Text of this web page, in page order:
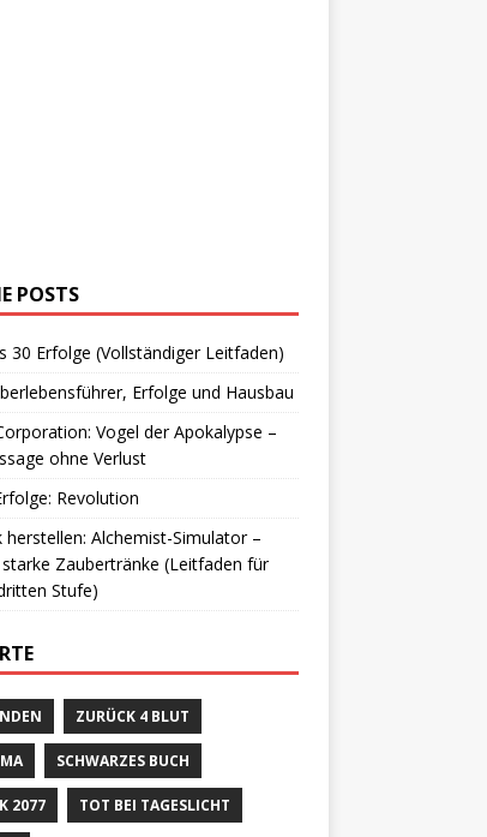
POSTS
30 Erfolge (Vollständiger Leitfaden)
Erfolge und Hausbau
Vogel der Apokalypse –
ohne Verlust
Revolution
herstellen: Alchemist-Simulator –
Zaubertränke (Leitfaden für
Stufe)
ZURÜCK 4 BLUT
SCHWARZES BUCH
2077 TOT BEI TAGESLICHT